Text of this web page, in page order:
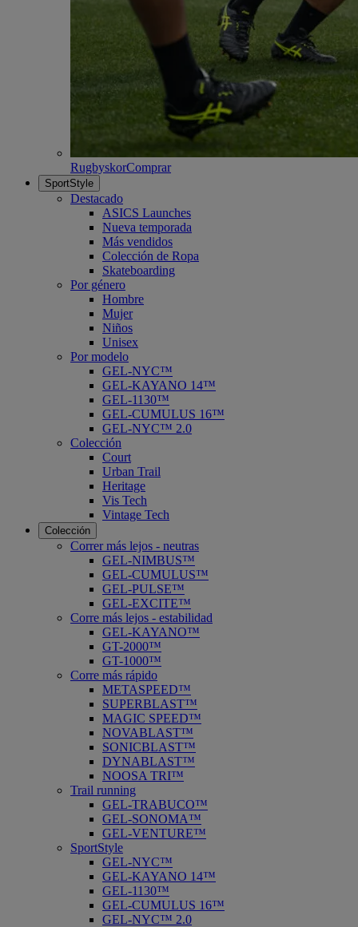
RugbyskorComprar
SportStyle
Destacado
ASICS Launches
Nueva temporada
Más vendidos
Colección de Ropa
Skateboarding
Por género
Hombre
Mujer
Niños
Unisex
Por modelo
GEL-NYC™
GEL-KAYANO 14™
GEL-1130™
GEL-CUMULUS 16™
GEL-NYC™ 2.0
Colección
Court
Urban Trail
Heritage
Vis Tech
Vintage Tech
Colección
Correr más lejos - neutras
GEL-NIMBUS™
GEL-CUMULUS™
GEL-PULSE™
GEL-EXCITE™
Corre más lejos - estabilidad
GEL-KAYANO™
GT-2000™
GT-1000™
Corre más rápido
METASPEED™
SUPERBLAST™
MAGIC SPEED™
NOVABLAST™
SONICBLAST™
DYNABLAST™
NOOSA TRI™
Trail running
GEL-TRABUCO™
GEL-SONOMA™
GEL-VENTURE™
SportStyle
GEL-NYC™
GEL-KAYANO 14™
GEL-1130™
GEL-CUMULUS 16™
GEL-NYC™ 2.0